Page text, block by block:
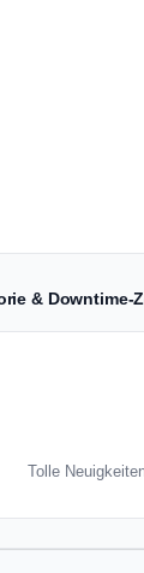
& Downtime-
Tolle